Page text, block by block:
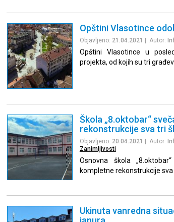
Opštini Vlasotince
Objavljeno: 21.04.2021 | Autor:
Opštini Vlasotince u
projekta, od kojih su tri
Škola „8.oktobar“
rekonstrukcije sva tri
Objavljeno: 20.04.2021 | Autor:
Zanimljivosti
Osnovna škola
kompletne rekonstrukcije
Ukinuta vanredna